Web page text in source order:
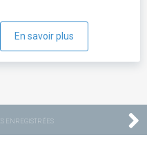
En savoir plus
ENREGISTRÉES